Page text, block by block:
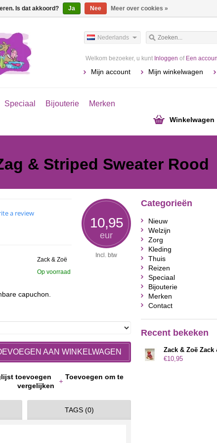
Nederlands
Welkom bezoeker, u kunt Inloggen of Een
Mijn account Mijn winkelwagen
Speciaal Bijouterie
Merken
Winkelwagen
& Striped Sweater Rood
10,95
eur
Incl. btw
a review
Zack & Zoë
Op voorraad
capuchon.
AAN WINKELWAGEN
toevoegen
Toevoegen om te
vergelijken
TAGS (0)
Categorieën
Nieuw
Welzijn
Zorg
Kleding
Thuis
Reizen
Speciaal
Bijouterie
Merken
Contact
Recent bekeken
€10,95
Is dat akkoord? Ja Nee Meer over cookies »